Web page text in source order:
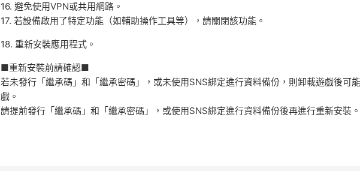
16. 避免使用VPN或共用網路。
17. 若設備啟用了特定功能（如輔助操作工具等），請關閉該功能。
18. 重新安裝應用程式。
■重新安裝前請確認■
若未發行「繼承碼」和「繼承密碼」，或未使用SNS綁定進行資料備份，則卸載遊戲後可
戲。
請提前發行「繼承碼」和「繼承密碼」，或使用SNS綁定進行資料備份後再進行重新安裝。